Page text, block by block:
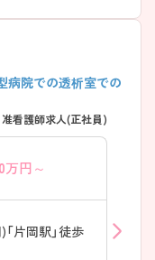
病院での透析室での
看護師求人(正社員)
万円～
片岡駅」徒歩